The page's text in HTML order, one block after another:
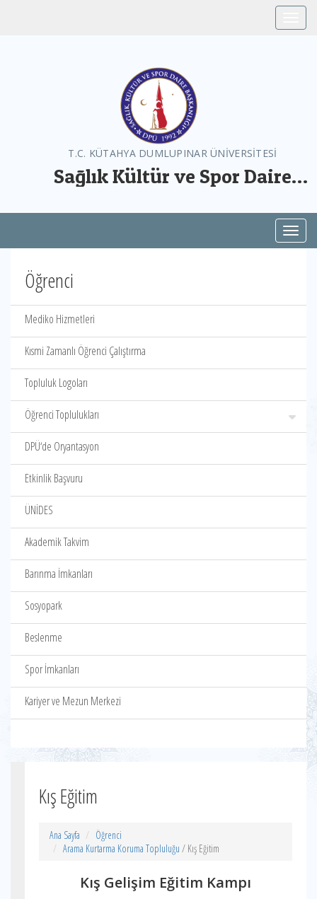
T.C. KÜTAHYA DUMLUPINAR ÜNİVERSİTESİ
Sağlık Kültür ve Spor Daire
Öğrenci
Mediko Hizmetleri
Kısmi Zamanlı Öğrenci Çalıştırma
Topluluk Logoları
Öğrenci Toplulukları
DPÜ‘de Oryantasyon
Etkinlik Başvuru
ÜNİDES
Akademik Takvim
Barınma İmkanları
Sosyopark
Beslenme
Spor İmkanları
Kariyer ve Mezun Merkezi
Kış Eğitim
Ana Sayfa
Öğrenci
Arama Kurtarma Koruma Topluluğu / Kış Eğitim
Kış Gelişim Eğitim Kampı